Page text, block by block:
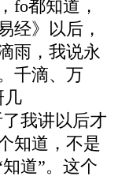
fo都知道，
经》以后，
雨，我说永
千滴、万
几
我讲以后才
知道，不是
道”。这个